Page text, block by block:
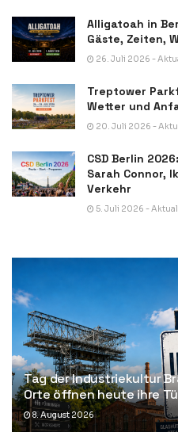
Alligatoah in
Gäste, Zeiten,
26. Juli 2026 -
Treptower
Wetter und
20. Juli 2026 -
CSD Berlin
Sarah Connor,
Verkehr
5. Juli 2026 -
Tag der Industriekultur
Orte öffnen heute ihre
8. August 2026